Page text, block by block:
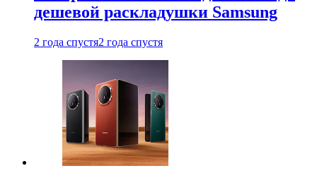
дешевой раскладушки Samsung
2 года спустя2 года спустя